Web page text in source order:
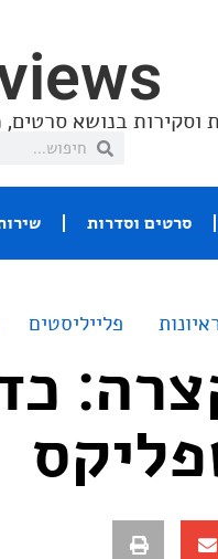
וסקירות בנושא סרטים,
סרטים וסדרות
פלייליסטים